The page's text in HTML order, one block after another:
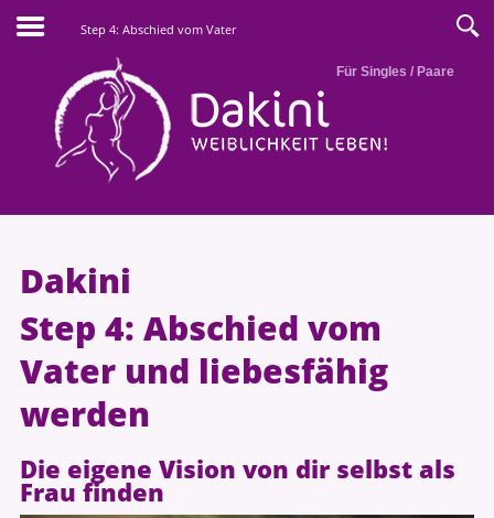
Step 4: Abschied vom Vater
Für Singles / Paare
Dakini
Step 4: Abschied vom
Vater und liebesfähig
werden
Die eigene Vision von dir selbst als
Frau finden